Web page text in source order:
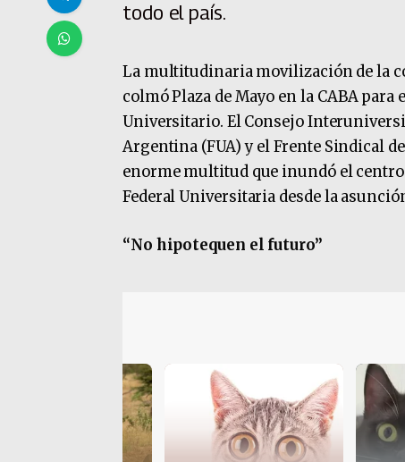
todo el país.
La multitudinaria movilización de la
colmó Plaza de Mayo en la CABA
Universitario. El Consejo
Argentina (FUA) y el Frente Sindical
enorme multitud que inundó el
Federal Universitaria desde la
“No hipotequen el futuro”